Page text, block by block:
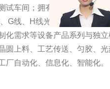
试车间；拥有一支能与时俱
G线、H线光刻机、匀胶机、
需求等设备产品系列与独
圆上料、工艺传送、匀胶、
自动化、信息化、智能化。